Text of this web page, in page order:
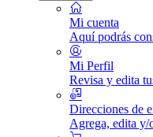
Mi cuenta
Aquí podrás
Mi Perfil
Revisa y edita
Direcciones de
Agrega, edita y/